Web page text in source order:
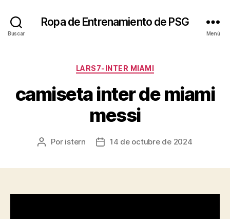
Buscar
Ropa de Entrenamiento de PSG
Menú
Categorías
LARS7-INTER MIAMI
camiseta inter de miami
messi
Autor
Por istern
Fecha14 de octubre de 2024